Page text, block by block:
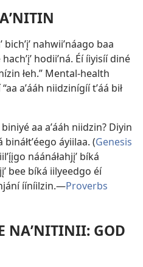
bichʼįʼ nahwiiʼnáago baa
hodiiʼná. Éí íiyisíí diné
łeh.” Mental-health
aʼááh niidzinígíí tʼáá bił
biniyé aa aʼááh niidzin? Diyin
áyiilaa. (Genesis
náánáłahjįʼ bíká
bee bíká iilyeedgo éí
ííníilzin.—Proverbs
NAʼNITINII: GOD